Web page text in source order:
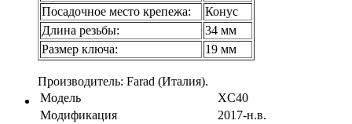
Посадочное место крепежа:
Конус
Длина резьбы:
34 мм
Размер ключа:
19 мм
Производитель: Farad (Италия).
Модель
XC40
Модификация
2017-н.в.